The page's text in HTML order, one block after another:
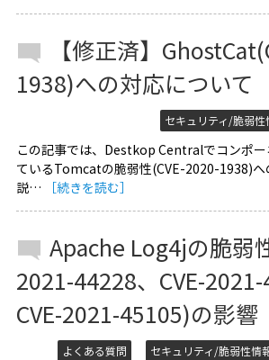
【修正済】
1938)への対応について
セキュリティ/脆弱性
この記事では、Destkop Centralでコンポー
ているTomcatの脆弱性(CVE-2020-1938)へ
説…
［続きを読む］
Apache Log4jの脆弱
2021-44228、CVE-2021-
CVE-2021-45105)の影響
よくある質問 セキュリティ/脆弱性情